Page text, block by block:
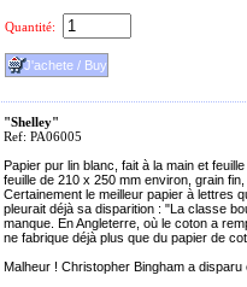
Quantité:
"Shelley"
Ref: PA06005
Papier pur lin blanc, fait à la main et
feuille de 210 x 250 mm environ, grain fin,
Certainement le meilleur papier à lettres
pleurait déjà sa disparition : "La classe
manque. En Angleterre, où le coton a
ne fabrique déjà plus que du papier de
Malheur ! Christopher Bingham a disparu